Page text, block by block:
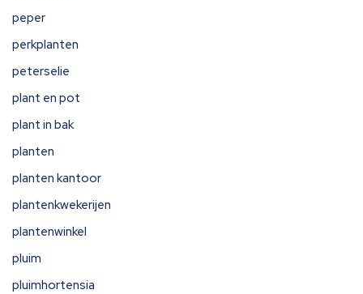
peper
perkplanten
peterselie
plant en pot
plant in bak
planten
planten kantoor
plantenkwekerijen
plantenwinkel
pluim
pluimhortensia